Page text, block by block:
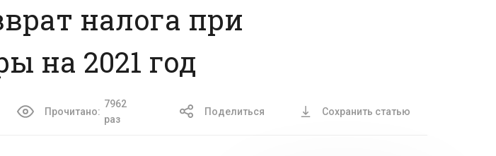
налога при
на 2021 год
Прочитано:
7962
раз
Поделиться Сохранить статью